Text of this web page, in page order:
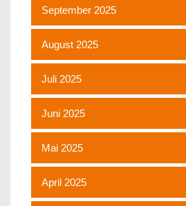
September 2025
August 2025
Juli 2025
Juni 2025
Mai 2025
April 2025